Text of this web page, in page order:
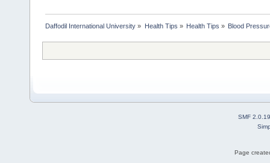
Daffodil International University » Health Tips » Health Tips » Blood
SMF 2.0.19
Page